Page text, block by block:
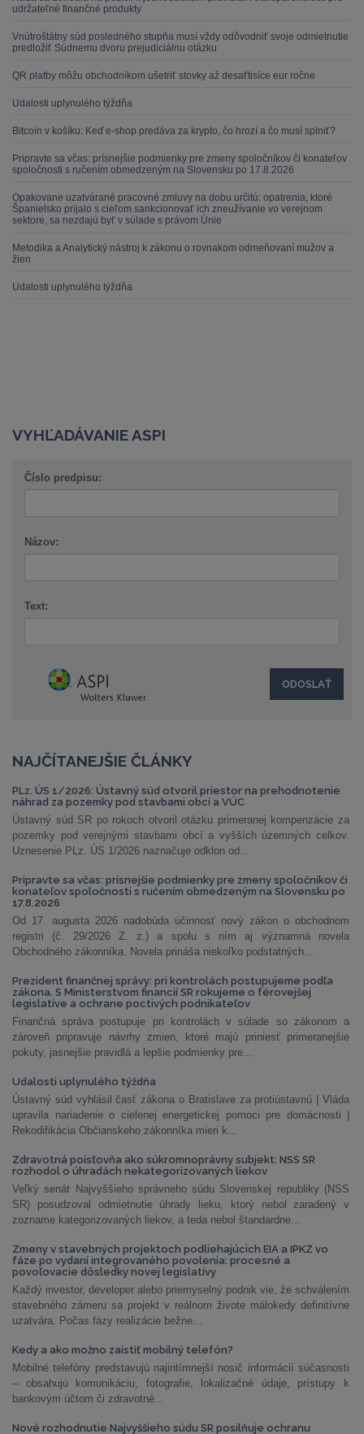
udržateľné finančné produkty
Vnútroštátny súd posledného stupňa musí vždy odôvodniť svoje odmietnutie
predložiť Súdnemu dvoru prejudiciálnu otázku
QR platby môžu obchodníkom ušetriť stovky až desaťtisíce eur ročne
Udalosti uplynulého týždňa
Bitcoin v košíku: Keď e-shop predáva za krypto, čo hrozí a čo musí splniť?
Pripravte sa včas: prísnejšie podmienky pre zmeny spoločníkov či konateľov
spoločnosti s ručením obmedzeným na Slovensku po 17.8.2026
Opakovane uzatvárané pracovné zmluvy na dobu určitú: opatrenia, ktoré
Španielsko prijalo s cieľom sankcionovať ich zneužívanie vo verejnom
sektore, sa nezdajú byť v súlade s právom Únie
Metodika a Analytický nástroj k zákonu o rovnakom odmeňovaní mužov a
žien
Udalosti uplynulého týždňa
VYHĽADÁVANIE ASPI
Číslo predpisu:
Názov:
Text:
NAJČÍTANEJŠIE ČLÁNKY
PLz. ÚS 1/2026: Ústavný súd otvoril priestor na prehodnotenie
náhrad za pozemky pod stavbami obcí a VÚC
Ústavný súd SR po rokoch otvoril otázku primeranej kompenzácie za
pozemky pod verejnými stavbami obcí a vyšších územných celkov.
Uznesenie PLz. ÚS 1/2026 naznačuje odklon od...
Pripravte sa včas: prísnejšie podmienky pre zmeny spoločníkov či
konateľov spoločnosti s ručením obmedzeným na Slovensku po
17.8.2026
Od 17. augusta 2026 nadobúda účinnosť nový zákon o obchodnom
registri (č. 29/2026 Z. z.) a spolu s ním aj významná novela
Obchodného zákonníka. Novela prináša niekoľko podstatných...
Prezident finančnej správy: pri kontrolách postupujeme podľa
zákona. S Ministerstvom financií SR rokujeme o férovejšej
legislatíve a ochrane poctivých podnikateľov
Finančná správa postupuje pri kontrolách v súlade so zákonom a
zároveň pripravuje návrhy zmien, ktoré majú priniesť primeranejšie
pokuty, jasnejšie pravidlá a lepšie podmienky pre...
Udalosti uplynulého týždňa
Ústavný súd vyhlásil časť zákona o Bratislave za protiústavnú | Vláda
upravila nariadenie o cielenej energetickej pomoci pre domácnosti |
Rekodifikácia Občianskeho zákonníka mieri k...
Zdravotná poisťovňa ako súkromnoprávny subjekt: NSS SR
rozhodol o úhradách nekategorizovaných liekov
Veľký senát Najvyššieho správneho súdu Slovenskej republiky (NSS
SR) posudzoval odmietnutie úhrady lieku, ktorý nebol zaradený v
zozname kategorizovaných liekov, a teda nebol štandardne...
Zmeny v stavebných projektoch podliehajúcich EIA a IPKZ vo
fáze po vydaní integrovaného povolenia: procesné a
povoľovacie dôsledky novej legislatívy
Každý investor, developer alebo priemyselný podnik vie, že schválením
stavebného zámeru sa projekt v reálnom živote málokedy definitívne
uzatvára. Počas fázy realizácie bežne...
Kedy a ako možno zaistiť mobilný telefón?
Mobilné telefóny predstavujú najintímnejší nosič informácií súčasnosti
– obsahujú komunikáciu, fotografie, lokalizačné údaje, prístupy k
bankovým účtom či zdravotné...
Nové rozhodnutie Najvyššieho súdu SR posilňuje ochranu